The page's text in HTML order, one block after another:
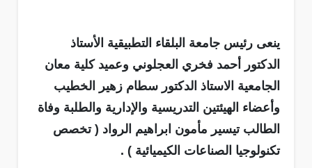
ينعى رئيس جامعة البلقاء التطبيقية الأستاذ
الدكتور أحمد فخري العجلوني وعميد كلية معان
الجامعية الاستاذ الدكتور سطام زهير الخطيب
وأعضاء الهيئتين التدريسية والإدارية والطلبة وفاة
الطالب تيسير مأمون ابراهيم الرواد ( تخصص
تكنولوجيا الصناعات الكيميائية ) .